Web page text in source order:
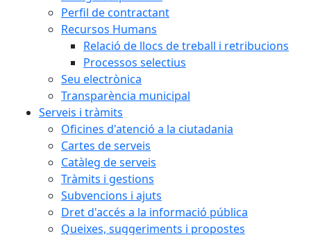
Perfil de contractant
Recursos Humans
Relació de llocs de treball i retribucions
Processos selectius
Seu electrònica
Transparència municipal
Serveis i tràmits
Oficines d'atenció a la ciutadania
Cartes de serveis
Catàleg de serveis
Tràmits i gestions
Subvencions i ajuts
Dret d'accés a la informació pública
Queixes, suggeriments i propostes